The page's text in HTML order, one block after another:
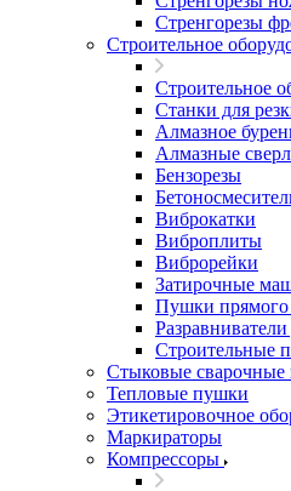
Стренгорезы
Строительное
Строительное
Станки для
Алмазное
Алмазные
Бензорезы
Виброкатки
Виброплиты
Виброрейки
Затирочные
Пушки прямого
Разравниватели
Строительные
Стыковые сварочные
Тепловые пушки
Этикетировочное
Маркираторы
Компрессоры